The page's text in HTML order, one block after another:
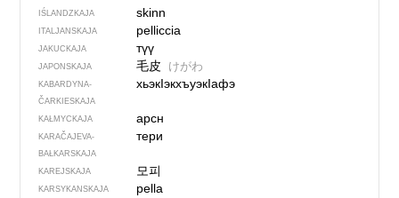
IŚLANDZKAJA skinn
ITALJANSKAJA pelliccia
JAKUCKAJA түү
JAPONSKAJA 毛皮 けがわ
KABARDYNA-
ČARKIESKAJA
хьэкIэкхъуэкIафэ
KAŁMYCKAJA арсн
KARAČAJEVA-
BAŁKARSKAJA
тери
KAREJSKAJA 모피
KARSYKANSKAJA pella